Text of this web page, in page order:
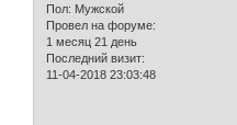
Пол: Мужской
Провел на форуме:
1 месяц 21 день
Последний визит:
11-04-2018 23:03:48